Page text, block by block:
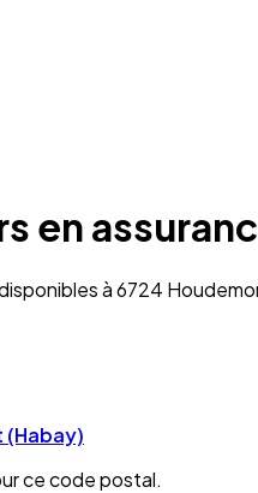
en
à 6724
(Habay)
ce code postal.